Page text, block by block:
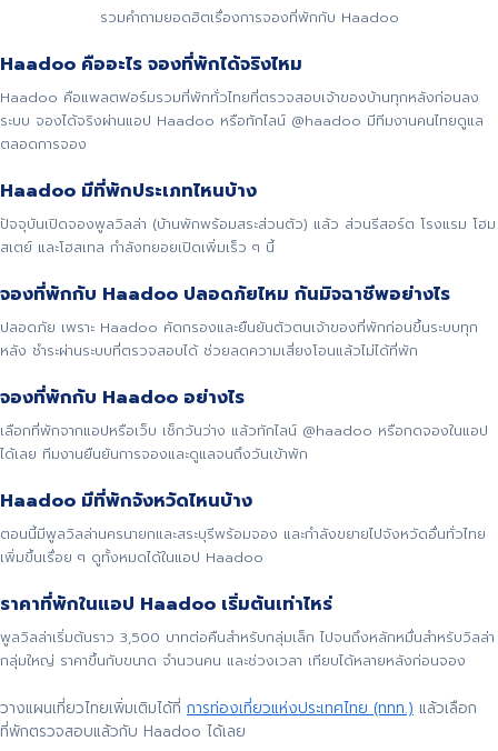
รวมคำถามยอดฮิตเรื่องการจองที่พักกับ Haadoo
Haadoo คืออะไร จองที่พักได้จริงไหม
Haadoo คือแพลตฟอร์มรวมที่พักทั่วไทยที่ตรวจสอบเจ้าของบ้านทุกหลังก่อนลง
ระบบ จองได้จริงผ่านแอป Haadoo หรือทักไลน์ @haadoo มีทีมงานคนไทยดูแล
ตลอดการจอง
Haadoo มีที่พักประเภทไหนบ้าง
ปัจจุบันเปิดจองพูลวิลล่า (บ้านพักพร้อมสระส่วนตัว) แล้ว ส่วนรีสอร์ต โรงแรม โฮม
สเตย์ และโฮสเทล กำลังทยอยเปิดเพิ่มเร็ว ๆ นี้
จองที่พักกับ Haadoo ปลอดภัยไหม กันมิจฉาชีพอย่างไร
ปลอดภัย เพราะ Haadoo คัดกรองและยืนยันตัวตนเจ้าของที่พักก่อนขึ้นระบบทุก
หลัง ชำระผ่านระบบที่ตรวจสอบได้ ช่วยลดความเสี่ยงโอนแล้วไม่ได้ที่พัก
จองที่พักกับ Haadoo อย่างไร
เลือกที่พักจากแอปหรือเว็บ เช็กวันว่าง แล้วทักไลน์ @haadoo หรือกดจองในแอป
ได้เลย ทีมงานยืนยันการจองและดูแลจนถึงวันเข้าพัก
Haadoo มีที่พักจังหวัดไหนบ้าง
ตอนนี้มีพูลวิลล่านครนายกและสระบุรีพร้อมจอง และกำลังขยายไปจังหวัดอื่นทั่วไทย
เพิ่มขึ้นเรื่อย ๆ ดูทั้งหมดได้ในแอป Haadoo
ราคาที่พักในแอป Haadoo เริ่มต้นเท่าไหร่
พูลวิลล่าเริ่มต้นราว 3,500 บาทต่อคืนสำหรับกลุ่มเล็ก ไปจนถึงหลักหมื่นสำหรับวิลล่า
กลุ่มใหญ่ ราคาขึ้นกับขนาด จำนวนคน และช่วงเวลา เทียบได้หลายหลังก่อนจอง
วางแผนเที่ยวไทยเพิ่มเติมได้ที่ การท่องเที่ยวแห่งประเทศไทย (ททท.) แล้วเลือก
ที่พักตรวจสอบแล้วกับ Haadoo ได้เลย